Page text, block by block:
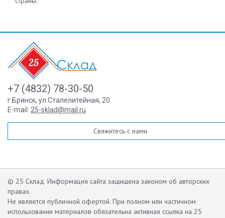
+7 (4832) 78-30-50
г.Брянск, ул.Сталелитейная, 20
E-mail: 25-sklad@mail.ru
Свяжитесь с нами
© 25 Склад. Информация сайта защищена законом об авторских
правах.
Не является публичной офертой. При полном или частичном
использовании материалов обязательна активная ссылка на 25